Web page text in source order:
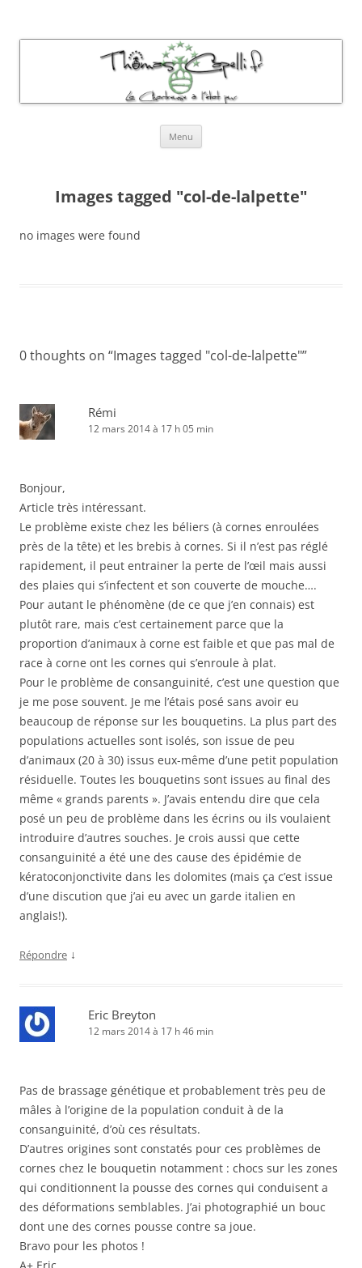
Menu
Images tagged "col-de-lalpette"
no images were found
0 thoughts on “Images tagged "col-de-lalpette"”
Rémi
12 mars 2014 à 17 h 05 min
Bonjour,
Article très intéressant.
Le problème existe chez les béliers (à cornes enroulées
près de la tête) et les brebis à cornes. Si il n’est pas réglé
rapidement, il peut entrainer la perte de l’œil mais aussi
des plaies qui s’infectent et son couverte de mouche….
Pour autant le phénomène (de ce que j’en connais) est
plutôt rare, mais c’est certainement parce que la
proportion d’animaux à corne est faible et que pas mal de
race à corne ont les cornes qui s’enroule à plat.
Pour le problème de consanguinité, c’est une question que
je me pose souvent. Je me l’étais posé sans avoir eu
beaucoup de réponse sur les bouquetins. La plus part des
populations actuelles sont isolés, son issue de peu
d’animaux (20 à 30) issus eux-même d’une petit population
résiduelle. Toutes les bouquetins sont issues au final des
même « grands parents ». J’avais entendu dire que cela
posé un peu de problème dans les écrins ou ils voulaient
introduire d’autres souches. Je crois aussi que cette
consanguinité a été une des cause des épidémie de
kératoconjonctivite dans les dolomites (mais ça c’est issue
d’une discution que j’ai eu avec un garde italien en
anglais!).
Répondre ↓
Eric Breyton
12 mars 2014 à 17 h 46 min
Pas de brassage génétique et probablement très peu de
mâles à l’origine de la population conduit à de la
consanguinité, d’où ces résultats.
D’autres origines sont constatés pour ces problèmes de
cornes chez le bouquetin notamment : chocs sur les zones
qui conditionnent la pousse des cornes qui conduisent a
des déformations semblables. J’ai photographié un bouc
dont une des cornes pousse contre sa joue.
Bravo pour les photos !